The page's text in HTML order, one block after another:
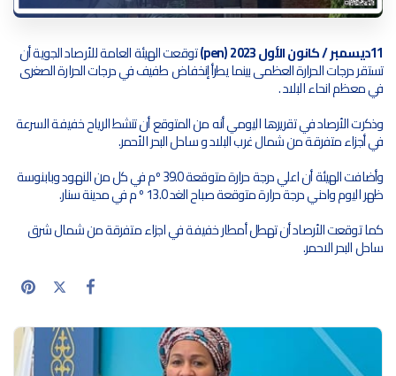
11ديسمبر / كانون الأول 2023 (pen) توقعت الهيئة العامة للأرصاد الجوية أن
تستقر درجات الحرارة العظمى بينما يطرأ إنخفاض طفيف في درجات الحرارة الصغرى
في معظم انحاء البلاد .
وذكرت الأرصاد في تقريرها اليومي أنه من المتوقع أن تنشط الرياح خفيفة السرعة
في أجزاء متفرقة من شمال غرب البلاد و ساحل البحر الأحمر.
وأضافت الهيئة أن اعلي درجة حرارة متوقعة 39.0 ºم في كل من النهود وبابنوسة
ظهر اليوم وادني درجة حرارة متوقعة صباح الغد 13.0 º م في مدينة سنار.
كما توقعت الأرصاد أن تهطل أمطار خفيفة في اجزاء متفرقة من شمال شرق
ساحل البحر الاحمر.